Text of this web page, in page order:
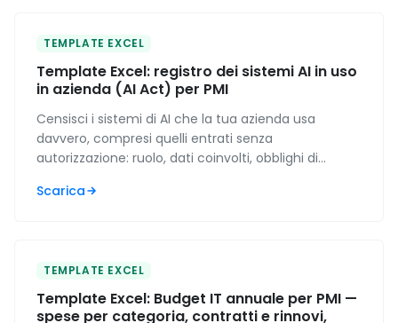
TEMPLATE EXCEL
Template Excel: registro dei sistemi AI in uso
in azienda (AI Act) per PMI
Censisci i sistemi di AI che la tua azienda usa
davvero, compresi quelli entrati senza
autorizzazione: ruolo, dati coinvolti, obblighi di
scoperti contati da solo.
Scarica
TEMPLATE EXCEL
Template Excel: Budget IT annuale per PMI —
spese per categoria, contratti e rinnovi,